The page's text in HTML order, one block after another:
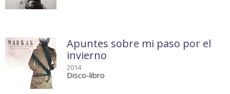
Apuntes sobre mi paso por el
invierno
2014
Disco-libro